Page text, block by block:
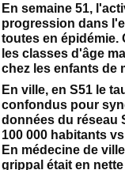
En semaine 51,
progression dans
toutes en épidémie.
les classes d'âge
chez les enfants de
En ville, en S51 le
confondus pour
données du réseau
100 000 habitants
En médecine de
grippal était en